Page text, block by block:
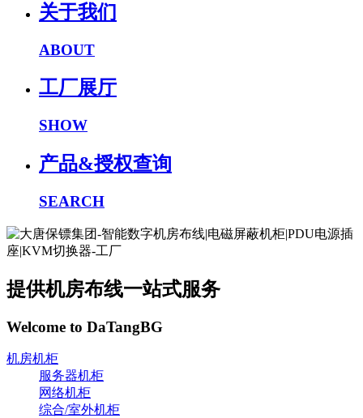
关于我们
ABOUT
工厂展厅
SHOW
产品&授权查询
SEARCH
提供机房布线一站式服务
Welcome to DaTangBG
机房机柜
服务器机柜
网络机柜
综合/室外机柜